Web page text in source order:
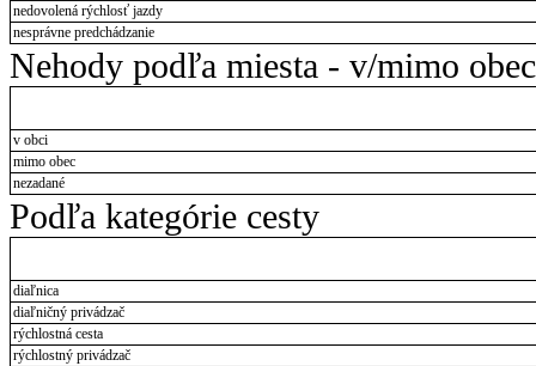
nedovolená rýchlosť jazdy
nesprávne predchádzanie
Nehody podľa miesta - v/mimo obec
v obci
mimo obec
nezadané
Podľa kategórie cesty
diaľnica
diaľničný privádzač
rýchlostná cesta
rýchlostný privádzač